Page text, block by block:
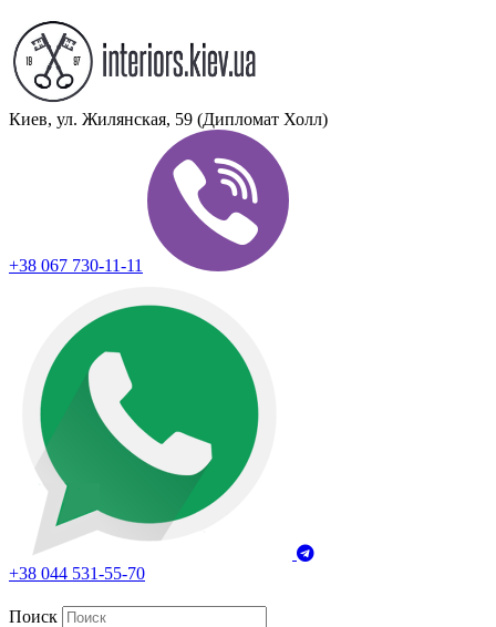
Киев, ул. Жилянская, 59 (Дипломат Холл)
+38 067 730-11-11
+38 044 531-55-70
Поиск